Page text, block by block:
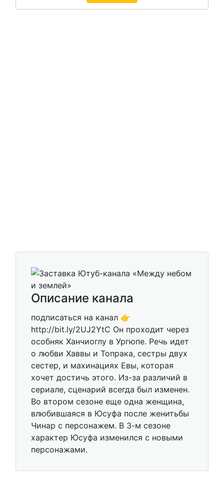
Описание канала
подписаться на канал 👉
http://bit.ly/2UJ2YtC Он проходит через
особняк Ханчиоглу в Ургюпе. Речь идет
о любви Хаввы и Топрака, сестры двух
сестер, и махинациях Евы, которая
хочет достичь этого. Из-за различий в
сериале, сценарий всегда был изменен.
Во втором сезоне еще одна женщина,
влюбившаяся в Юсуфа после женитьбы
Чинар с персонажем. В 3-м сезоне
характер Юсуфа изменился с новыми
персонажами.